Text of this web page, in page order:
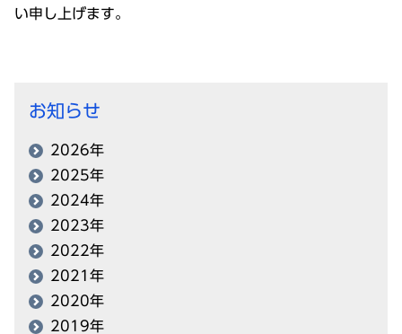
い申し上げます。
お知らせ
2026年
2025年
2024年
2023年
2022年
2021年
2020年
2019年